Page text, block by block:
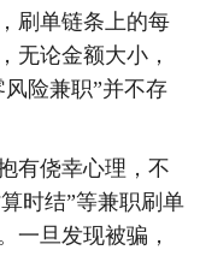
刷单链条上的每
无论金额大小，
险兼职”并不存
侥幸心理，不
时结”等兼职刷单
一旦发现被骗，